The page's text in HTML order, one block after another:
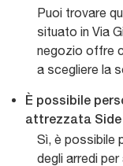
Puoi trovare
situato in Via
negozio offre
a scegliere la
È possibile
attrezzata Side
Sì, è possibile
degli arredi